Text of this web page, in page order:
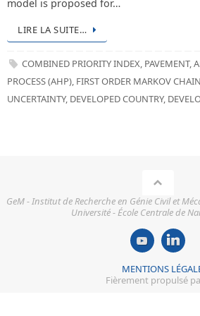
model is proposed for…
LIRE LA SUITE…
COMBINED PRIORITY INDEX, PAVEMENT,
PROCESS (AHP), FIRST ORDER MARKOV CHAIN
UNCERTAINTY, DEVELOPED COUNTRY,
GeM - Institut de Recherche en Génie Civil et
Université - École Centrale de
MENTIONS
Fièrement propulsé